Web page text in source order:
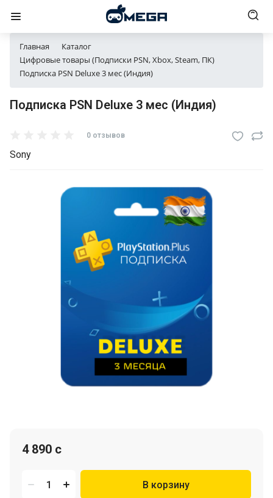
Главная
Каталог
Цифровые товары (Подписки PSN, Xbox, Steam, ПК)
Подписка PSN Deluxe 3 мес (Индия)
Подписка PSN Deluxe 3 мес (Индия)
0 отзывов
Sony
4 890 c
В корзину